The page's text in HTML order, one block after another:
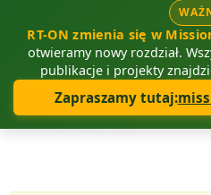
RT-ON zmienia się w
otwieramy nowy rozdział.
publikacje i projekty
Zapraszamy tutaj: